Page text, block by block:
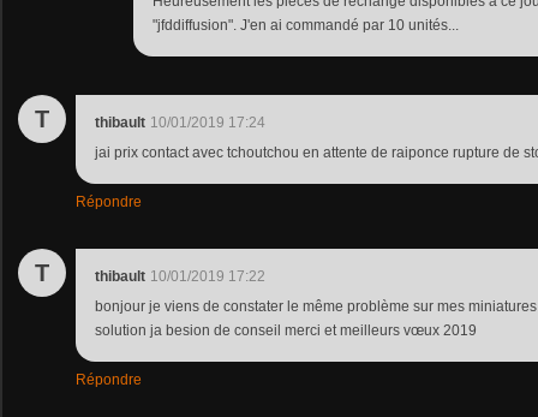
"jfddiffusion". J'en ai commandé par 10 unités...
T thibault 10/01/2019 17:24
jai prix contact avec tchoutchou en attente de raiponce rupture de
Répondre
T thibault 10/01/2019 17:22
bonjour je viens de constater le même problème sur mes
solution ja besion de conseil merci et meilleurs vœux 2019
Répondre